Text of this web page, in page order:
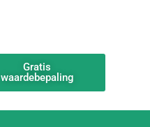
Gratis
waardebepaling